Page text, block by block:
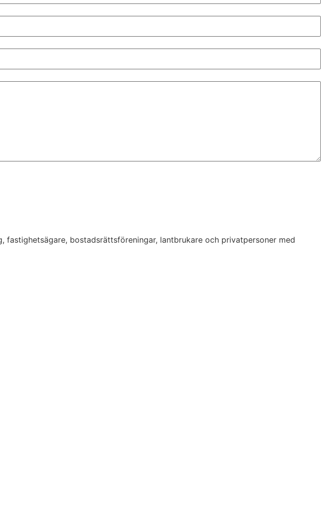
bostadsrättsföreningar, lantbrukare och privatpersoner med